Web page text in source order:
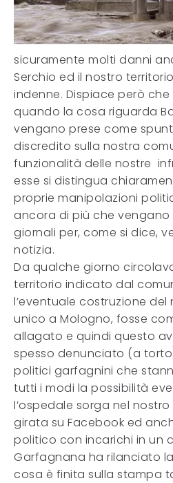
sicuramente molti danni
Serchio ed il nostro
indenne. Dispiace però
quando la cosa riguarda
vengano prese come
discredito sulla nostra
funzionalità delle nostre
esse si distingua
proprie manipolazioni
ancora di più che
giornali per, come si dice,
notizia.
Da qualche giorno
territorio indicato dal
l’eventuale costruzione
unico a Mologno, fosse
allagato e quindi questo
spesso denunciato (a
politici garfagnini che
tutti i modi la possibilità
l’ospedale sorga nel
girata su Facebook ed
politico con incarichi in un
Garfagnana ha rilanciato
cosa è finita sulla stampa